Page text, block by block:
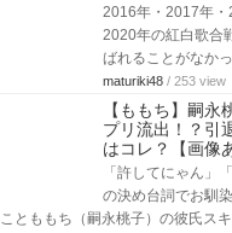
2016年・2017年・
2020年の紅白歌合
ばれることがなか
maturiki48 / 253 view
【ももち】嗣永
プリ流出！？引
はコレ？【画像
「許してにゃん」
の決め台詞でお馴
ことももち（嗣永桃子）の彼氏ス